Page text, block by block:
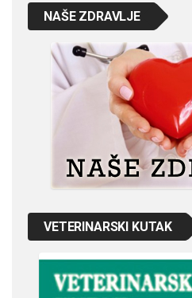
NAŠE ZDRAVLJE
VETERINARSKI KUTAK